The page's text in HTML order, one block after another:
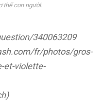
thể con người.
340063209
fr/photos/gros-
et-violette-